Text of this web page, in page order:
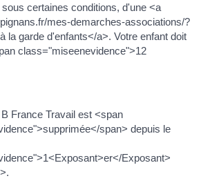
certaines conditions, d'une <a
mes-demarches-associations/?
la garde d'enfants</a>. Votre enfant doit
class="miseenevidence">12
B France Travail est <span
span> depuis le
Exposant>